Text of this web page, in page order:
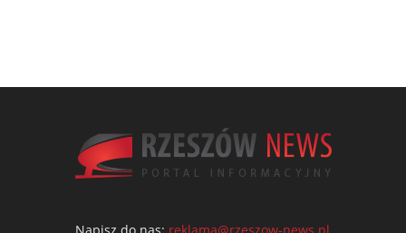
Napisz do nas: reklama@rzeszow-news.pl